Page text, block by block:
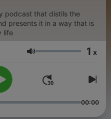
podcast that distils the
presents it in a way that is
life
Volume 1 x
00:00